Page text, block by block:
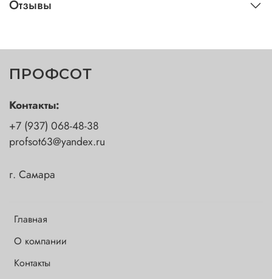
Отзывы
ПРОФСОТ
Главная
О компании
Контакты
Контакты:
+7 (937) 068-48-38
profsot63@yandex.ru
г. Самара